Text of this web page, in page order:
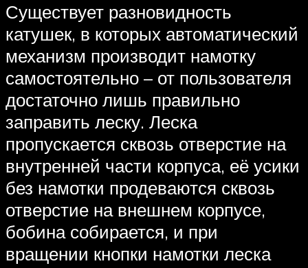
Существует разновидность
катушек, в которых автоматический
механизм производит намотку
самостоятельно – от пользователя
достаточно лишь правильно
заправить леску. Леска
пропускается сквозь отверстие на
внутренней части корпуса, её усики
без намотки продеваются сквозь
отверстие на внешнем корпусе,
бобина собирается, и при
вращении кнопки намотки леска